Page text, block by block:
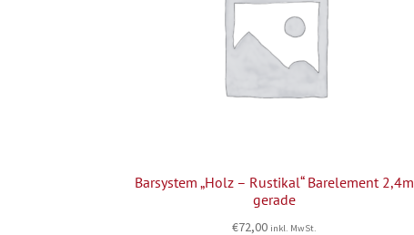
Barsystem „Holz – Rustikal“ Barelement 2,4m
gerade
€72,00 inkl. MwSt.